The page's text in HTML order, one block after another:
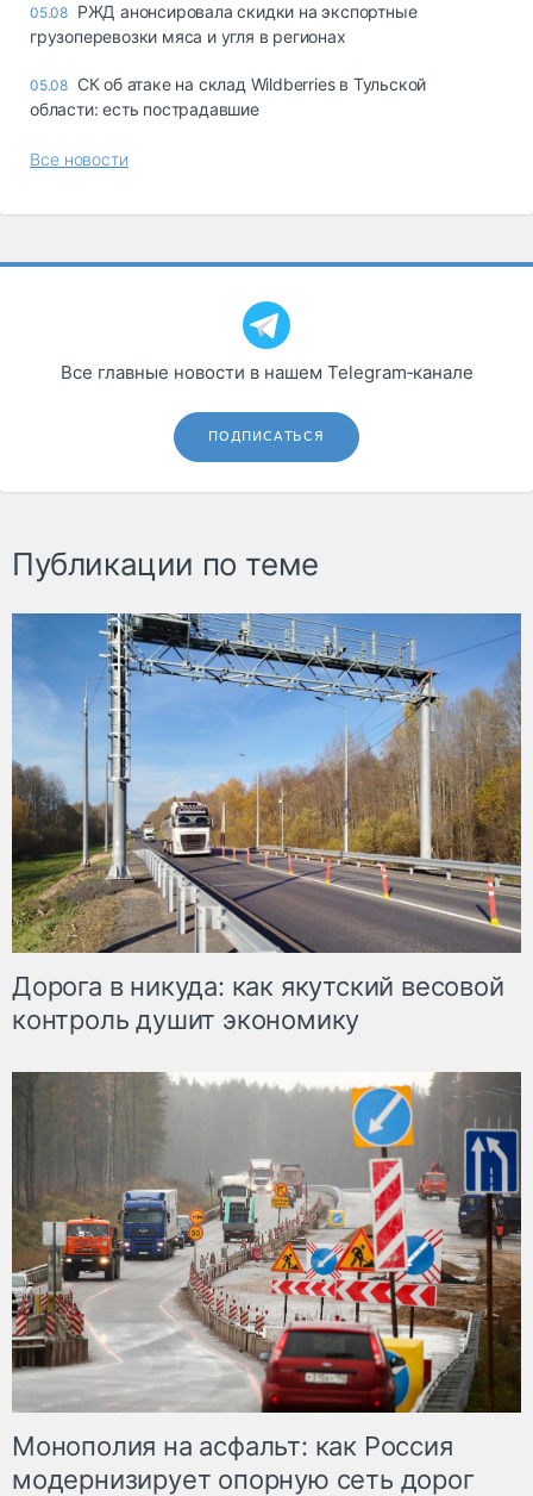
05.08 РЖД анонсировала скидки на экспортные
грузоперевозки мяса и угля в регионах
05.08 СК об атаке на склад Wildberries в Тульской
области: есть пострадавшие
Все новости
Все главные новости в нашем Telegram‑канале
ПОДПИСАТЬСЯ
Публикации по теме
Дорога в никуда: как якутский весовой
контроль душит экономику
Монополия на асфальт: как Россия
модернизирует опорную сеть дорог